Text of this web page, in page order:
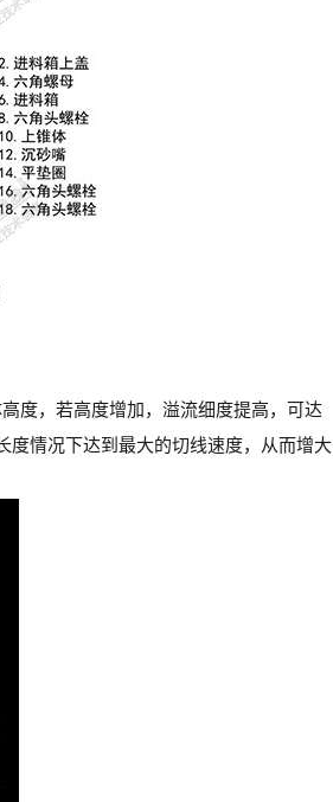
度，若高度增加，溢流细度提高，可达
度情况下达到最大的切线速度，从而增大